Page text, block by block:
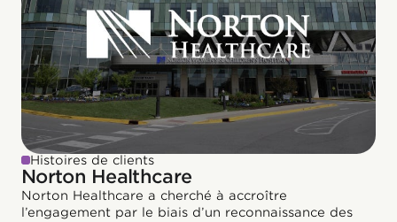
Histoires de clients
Norton Healthcare
Norton Healthcare a cherché à accroître
l’engagement par le biais d’un reconnaissance des